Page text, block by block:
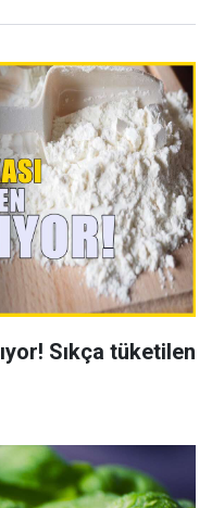
Sıkça tüketilen